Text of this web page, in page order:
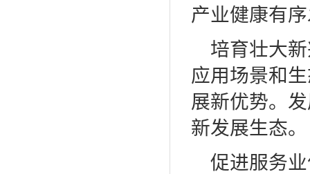
产业健康有
培育壮大
应用场景和
展新优势。
新发展生态。
促进服务